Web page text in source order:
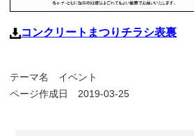
コンクリートまつりチラシ表裏
テーマ名 イベント
ページ作成日 2019-03-25